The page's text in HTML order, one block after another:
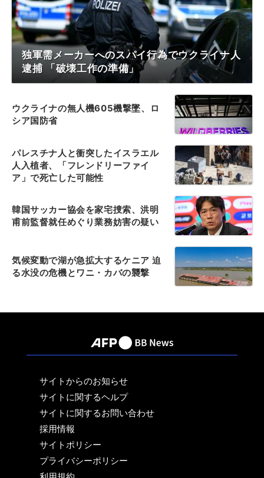
独軍需メーカーへのスパイ行為でウクライナ人
逮捕 「破壊工作の準備」
ウクライナの無人機605機撃墜、ロ
シア国防省
パレスチナ人と衝突したイスラエル
人入植者、「フレンドリーファイ
ア」で死亡した可能性
韓国サッカー協会を家宅捜索、洪明
甫前監督就任めぐり業務妨害の疑い
気候変動で湖が急拡大するケニア 迫
る水没の危機とワニ・カバの襲撃
サイトからのお知らせ
サイトに関するヘルプ
サイトに関するお問い合わせ
採用情報
サイトポリシー
プライバシーポリシー